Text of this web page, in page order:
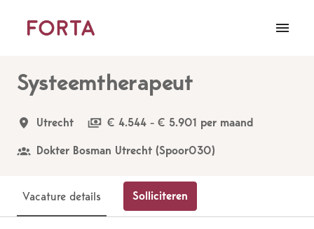
Homepagina
Systeemtherapeut
Utrecht € 4.544 - € 5.901 per maand
Dokter Bosman Utrecht (Spoor030)
Vacature details Solliciteren